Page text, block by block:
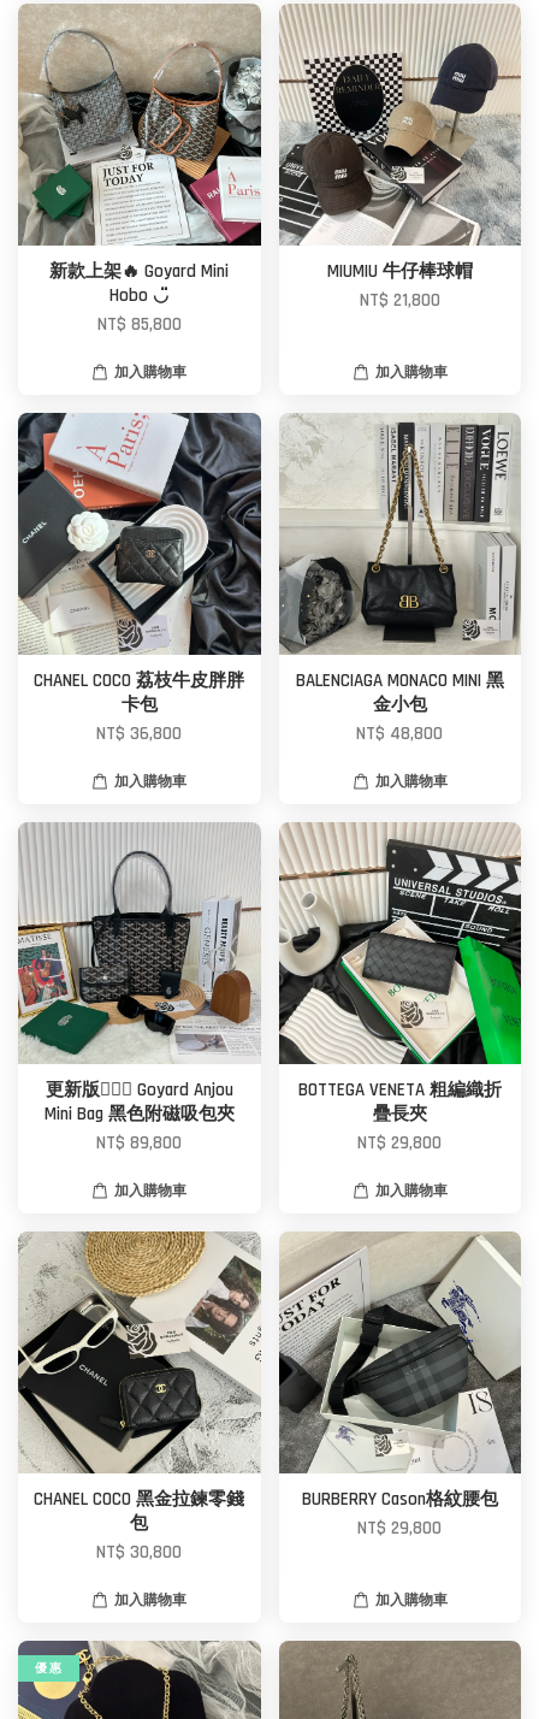
新款上架🔥 Goyard Mini
Hobo ◡̈
NT$ 85,800
加入購物車
MIUMIU 牛仔棒球帽
NT$ 21,800
加入購物車
CHANEL COCO 荔枝牛皮胖胖
卡包
NT$ 36,800
加入購物車
BALENCIAGA MONACO MINI 黑
金小包
NT$ 48,800
加入購物車
更新版🙆🏼‍♀️ Goyard Anjou
Mini Bag 黑色附磁吸包夾
NT$ 89,800
加入購物車
BOTTEGA VENETA 粗編織折
疊長夾
NT$ 29,800
加入購物車
CHANEL COCO 黑金拉鍊零錢
包
NT$ 30,800
加入購物車
BURBERRY Cason格紋腰包
NT$ 29,800
加入購物車
優 惠